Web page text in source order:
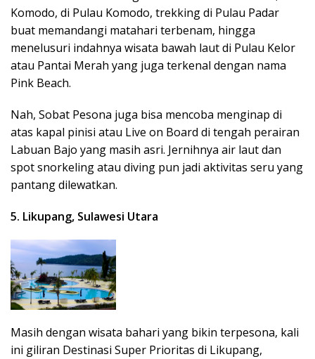
Komodo, di Pulau Komodo, trekking di Pulau Padar
buat memandangi matahari terbenam, hingga
menelusuri indahnya wisata bawah laut di Pulau Kelor
atau Pantai Merah yang juga terkenal dengan nama
Pink Beach.
Nah, Sobat Pesona juga bisa mencoba menginap di
atas kapal pinisi atau Live on Board di tengah perairan
Labuan Bajo yang masih asri. Jernihnya air laut dan
spot snorkeling atau diving pun jadi aktivitas seru yang
pantang dilewatkan.
5. Likupang, Sulawesi Utara
Masih dengan wisata bahari yang bikin terpesona, kali
ini giliran Destinasi Super Prioritas di Likupang,